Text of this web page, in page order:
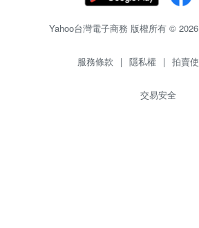
Yahoo台灣電子商務 版權所有 ©
服務條款 | 隱私權 | 拍賣
交易安全